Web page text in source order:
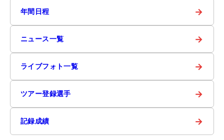
年間日程 →
ニュース一覧 →
ライブフォト一覧 →
ツアー登録選手 →
記録成績 →